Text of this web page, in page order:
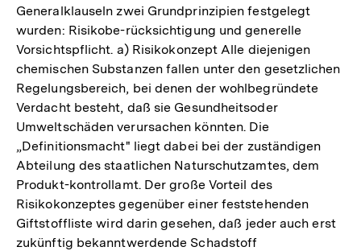
Generalklauseln zwei Grundprinzipien festgelegt
wurden: Risikobe-rücksichtigung und generelle
Vorsichtspflicht. a) Risikokonzept Alle diejenigen
chemischen Substanzen fallen unter den gesetzlichen
Regelungsbereich, bei denen der wohlbegründete
Verdacht besteht, daß sie Gesundheitsoder
Umweltschäden verursachen könnten. Die
„Definitionsmacht" liegt dabei bei der zuständigen
Abteilung des staatlichen Naturschutzamtes, dem
Produkt-kontrollamt. Der große Vorteil des
Risikokonzeptes gegenüber einer feststehenden
Giftstoffliste wird darin gesehen, daß jeder auch erst
zukünftig bekanntwerdende Schadstoff